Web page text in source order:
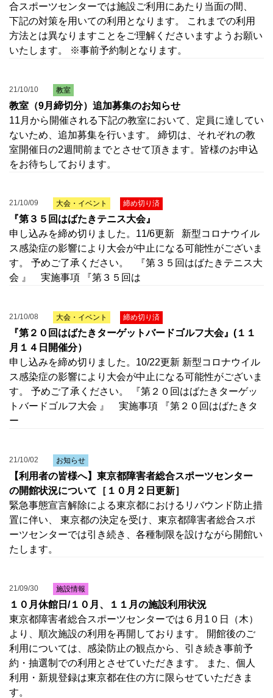
合スポーツセンターでは施設ご利用にあたり当面の間、
下記の対策を用いての利用となります。 これまでの利用
方法とは異なりますことをご理解くださいますようお願い
いたします。 ※事前予約制となります。
21/10/10 教室
教室（9月締切分）追加募集のお知らせ
11月から開催される下記の教室において、定員に達してい
ないため、追加募集を行います。 締切は、それぞれの教
室開催日の2週間前までとさせて頂きます。皆様のお申込
をお待ちしております。
21/10/09 大会・イベント 締め切り済
『第３５回はばたきテニス大会』
申し込みを締め切りました。11/6更新 新型コロナウイル
ス感染症の影響により大会が中止になる可能性がございま
す。 予めご了承ください。 『第３５回はばたきテニス大
会 』 実施事項 『第３５回は
21/10/08 大会・イベント 締め切り済
『第２０回はばたきターゲットバードゴルフ大会』(１１
月１４日開催分）
申し込みを締め切りました。10/22更新 新型コロナウイル
ス感染症の影響により大会が中止になる可能性がございま
す。 予めご了承ください。 『第２０回はばたきターゲッ
トバードゴルフ大会 』 実施事項 『第２０回はばたきタ
ー
21/10/02 お知らせ
【利用者の皆様へ】東京都障害者総合スポーツセンター
の開館状況について［１０月２日更新］
緊急事態宣言解除による東京都におけるリバウンド防止措
置に伴い、 東京都の決定を受け、東京都障害者総合スポ
ーツセンターでは引き続き、各種制限を設けながら開館い
たします。
21/09/30 施設情報
１０月休館日/１０月、１１月の施設利用状況
東京都障害者総合スポーツセンターでは６月1０日（木）
より、順次施設の利用を再開しております。 開館後のご
利用については、感染防止の観点から、引き続き事前予
約・抽選制での利用とさせていただきます。 また、個人
利用・新規登録は東京都在住の方に限らせていただきま
す。